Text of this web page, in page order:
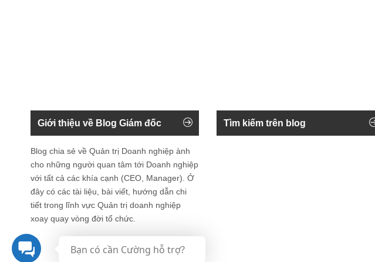
Giới thiệu về Blog Giám đốc
Blog chia sẻ về Quản trị Doanh nghiệp ành
cho những người quan tâm tới Doanh nghiệp
với tất cả các khía cạnh (CEO, Manager). Ở
đây có các tài liệu, bài viết, hướng dẫn chi
tiết trong lĩnh vực Quản trị doanh nghiệp
xoay quay vòng đời tổ chức.
Tìm kiếm trên blog
Bạn có cần Cường hỗ trợ?